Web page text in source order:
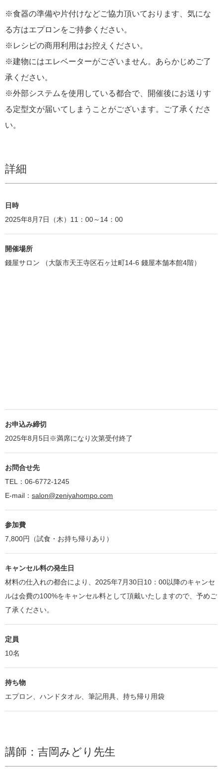
※食器の準備や片付けなどご協力頂いております、気にな
る方はエプロンをご持参ください。
※レシピの商用利用はお控えください。
※建物にはエレベーターがございません。あらかじめご了
承ください。
※外部システムを使用している都合で、開催後にお送りす
る定型文が届いてしまうことがございます。ご了承くださ
い。
詳細
日時
2025年8月7日（木）11：00～14：00
開催場所
錢屋サロン （大阪市天王寺区石ヶ辻町14-6 錢屋本舗本館4階）
お申込み締切
2025年8月5日※満席になり次第受付終了
お問合せ先
TEL：06-6772-1245
E-mail： salon@zeniyahompo.com
参加費
7,800円（試食・お持ち帰りあり）
キャンセル料の発生日
材料の仕入れの都合により、2025年7月30日10：00以降のキャンセ
ルは会費の100%をキャンセル料として頂戴いたしますので、予めご
了承ください。
定員
10名
持ち物
エプロン、ハンドタオル、筆記用具、持ち帰り用袋
講師：吉岡みどり先生